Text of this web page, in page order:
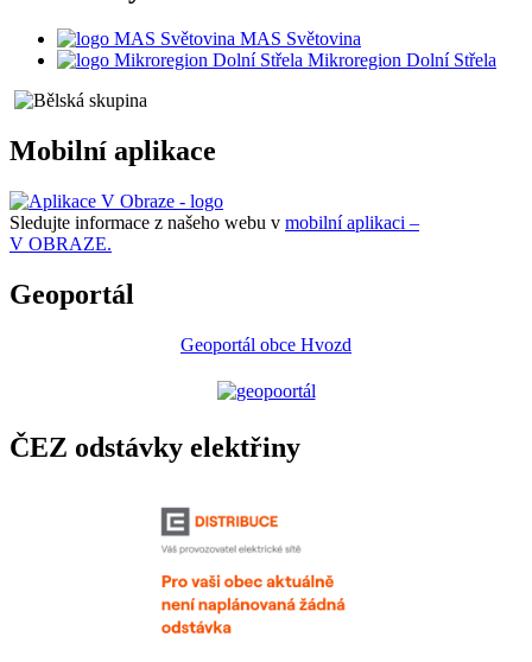
MAS Světovina
Mikroregion Dolní Střela
Mobilní aplikace
Sledujte informace z našeho webu v mobilní aplikaci –
V OBRAZE.
Geoportál
Geoportál obce Hvozd
ČEZ odstávky elektřiny